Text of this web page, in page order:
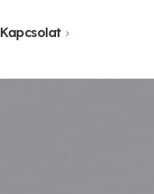
Kapcsolat